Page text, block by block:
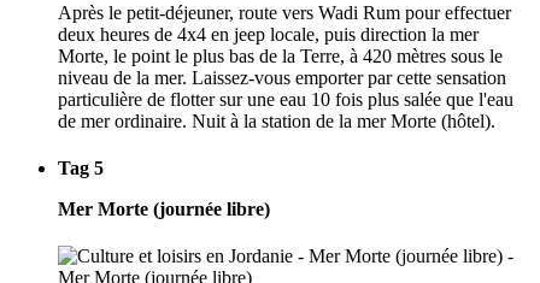
Après le petit-déjeuner, route vers Wadi Rum pour effectuer
deux heures de 4x4 en jeep locale, puis direction la mer
Morte, le point le plus bas de la Terre, à 420 mètres sous le
niveau de la mer. Laissez-vous emporter par cette sensation
particulière de flotter sur une eau 10 fois plus salée que l'eau
de mer ordinaire. Nuit à la station de la mer Morte (hôtel).
Tag 5
Mer Morte (journée libre)